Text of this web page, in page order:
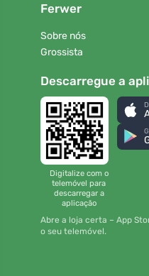
Ferwer
Sobre nós
Grossista
Descarregue a
Digitalize com o
telemóvel para
descarregar a
aplicação
Abre a loja certa – App
o seu telemóvel.